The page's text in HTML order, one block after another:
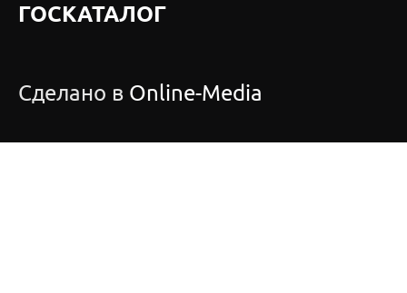
ГОСКАТАЛОГ
Сделано в Online-Media